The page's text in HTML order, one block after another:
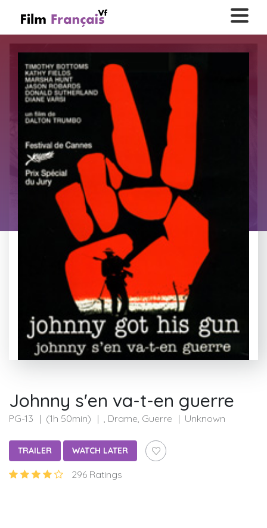
Johnny s'en va-t-en guerre
PG-13 (1h 50min) , Drame, Guerre Unknown
TRAILER WATCH LATER
296 Ratings